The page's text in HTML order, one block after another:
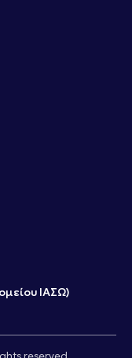
ΙΑΣΩ)